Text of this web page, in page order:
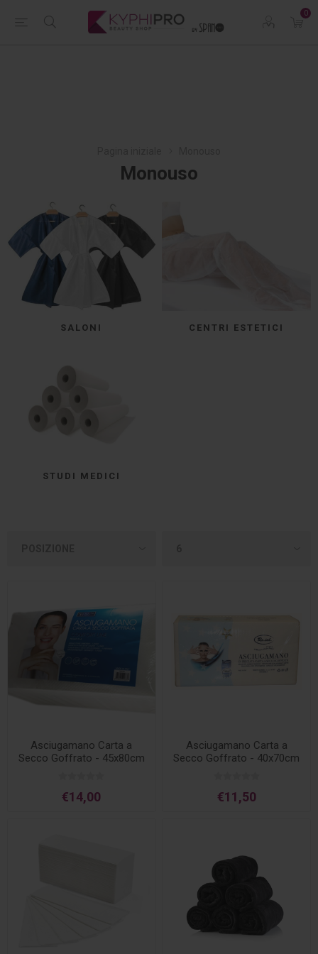
0
Monouso
SALONI CENTRI ESTETICI
STUDI MEDICI
Asciugamano Carta a
Secco Goffrato - 45x80cm
€14,00
Asciugamano Carta a
Secco Goffrato - 40x70cm
€11,50